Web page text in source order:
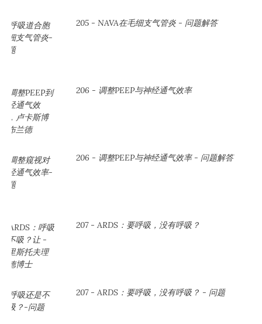
205 - NAVA在毛细支气管炎 - 问题解答
206 - 调整PEEP与神经通气效率
206 - 调整PEEP与神经通气效率 - 问题解答
207 - ARDS：要呼吸，没有呼吸？
207 - ARDS：要呼吸，没有呼吸？ - 问题